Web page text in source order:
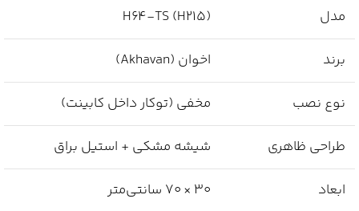
مدل H64-TS (H215)
برند اخوان (Akhavan)
نوع نصب مخفی (توکار داخل کابینت)
طراحی ظاهری شیشه مشکی + استیل براق
ابعاد ۳۰ × ۷۰ سانتی‌متر